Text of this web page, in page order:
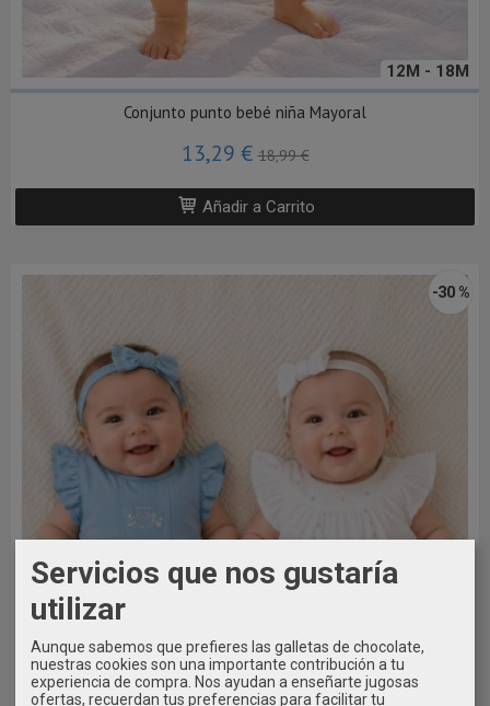
12M - 18M
Conjunto punto bebé niña Mayoral
13,29 €18,99 €
Añadir a Carrito
-30 %
Servicios que nos gustaría
utilizar
Aunque sabemos que prefieres las galletas de chocolate,
nuestras cookies son una importante contribución a tu
experiencia de compra. Nos ayudan a enseñarte jugosas
ofertas, recuerdan tus preferencias para facilitar tu